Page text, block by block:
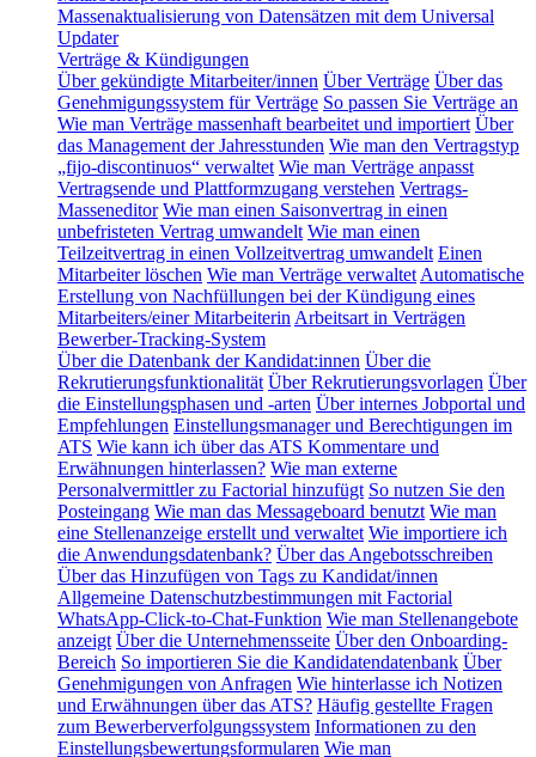
Massenaktualisierung von Datensätzen mit dem Universal
Updater
Verträge & Kündigungen
Über gekündigte Mitarbeiter/innen Über Verträge Über das
Genehmigungssystem für Verträge So passen Sie Verträge an
Wie man Verträge massenhaft bearbeitet und importiert Über
das Management der Jahresstunden Wie man den Vertragstyp
„fijo-discontinuos“ verwaltet Wie man Verträge anpasst
Vertragsende und Plattformzugang verstehen Vertrags-
Masseneditor Wie man einen Saisonvertrag in einen
unbefristeten Vertrag umwandelt Wie man einen
Teilzeitvertrag in einen Vollzeitvertrag umwandelt Einen
Mitarbeiter löschen Wie man Verträge verwaltet Automatische
Erstellung von Nachfüllungen bei der Kündigung eines
Mitarbeiters/einer Mitarbeiterin Arbeitsart in Verträgen
Bewerber-Tracking-System
Über die Datenbank der Kandidat:innen Über die
Rekrutierungsfunktionalität Über Rekrutierungsvorlagen Über
die Einstellungsphasen und -arten Über internes Jobportal und
Empfehlungen Einstellungsmanager und Berechtigungen im
ATS Wie kann ich über das ATS Kommentare und
Erwähnungen hinterlassen? Wie man externe
Personalvermittler zu Factorial hinzufügt So nutzen Sie den
Posteingang Wie man das Messageboard benutzt Wie man
eine Stellenanzeige erstellt und verwaltet Wie importiere ich
die Anwendungsdatenbank? Über das Angebotsschreiben
Über das Hinzufügen von Tags zu Kandidat/innen
Allgemeine Datenschutzbestimmungen mit Factorial
WhatsApp-Click-to-Chat-Funktion Wie man Stellenangebote
anzeigt Über die Unternehmensseite Über den Onboarding-
Bereich So importieren Sie die Kandidatendatenbank Über
Genehmigungen von Anfragen Wie hinterlasse ich Notizen
und Erwähnungen über das ATS? Häufig gestellte Fragen
zum Bewerberverfolgungssystem Informationen zu den
Einstellungsbewertungsformularen Wie man